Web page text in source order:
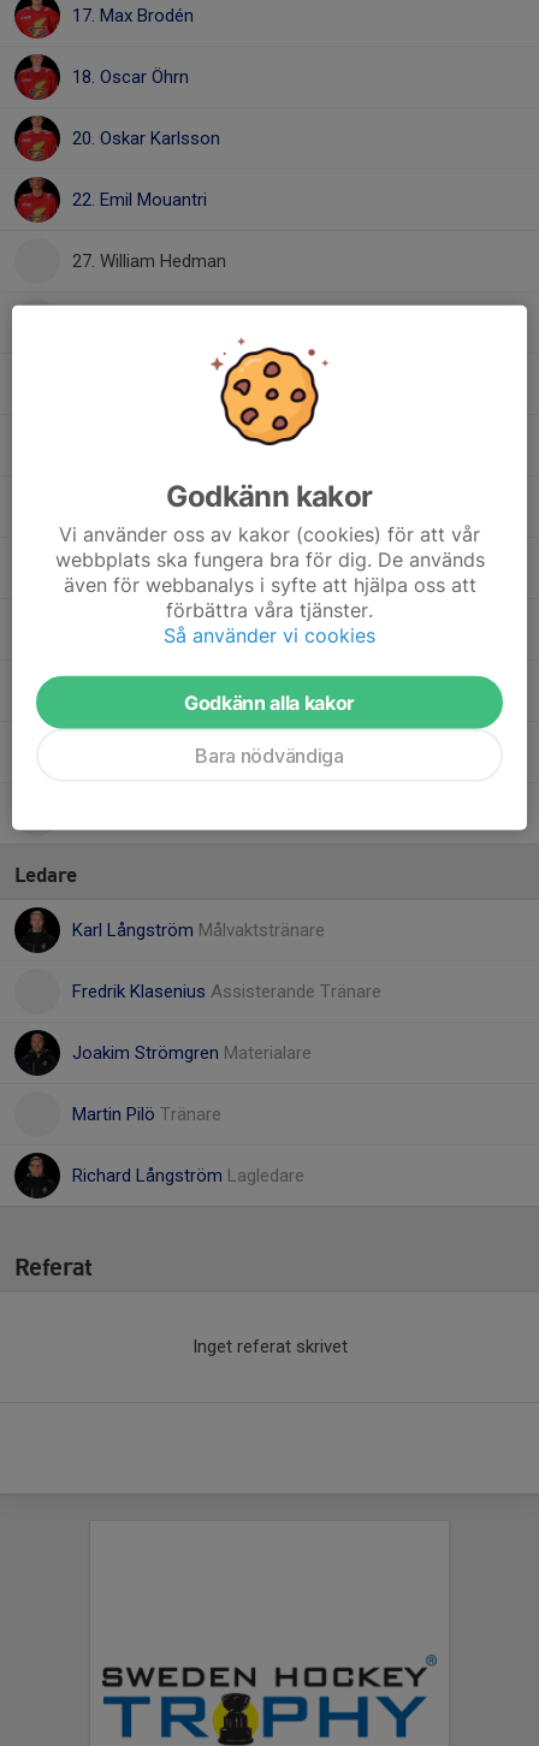
17. Max Brodén
18. Oscar Öhrn
20. Oskar Karlsson
22. Emil Mouantri
27. William Hedman
47. Victor Fälth
66. Marwin Ingmarsson
67. Willy Rutfors
71. Marco Sandelgård
77. Max Dandanell
Ledare
Karl Långström Målvaktstränare
Fredrik Klasenius Assisterande Tränare
Joakim Strömgren Materialare
Martin Pilö Tränare
Richard Långström Lagledare
Referat
Inget referat skrivet
Godkänn kakor
Vi använder oss av kakor (cookies) för att vår
webbplats ska fungera bra för dig. De används
även för webbanalys i syfte att hjälpa oss att
förbättra våra tjänster.
Så använder vi cookies
Godkänn alla kakor
Bara nödvändiga